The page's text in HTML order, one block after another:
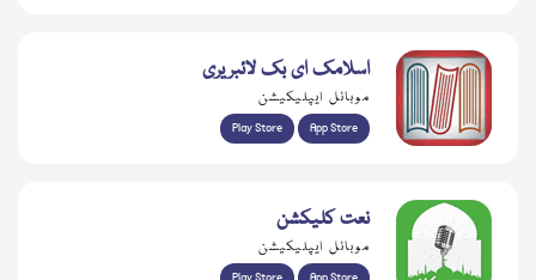
اسلامک ای بک لائبریری
موبائل ایپلیکیشن
Play Store App Store
نعت کلیکشن
موبائل ایپلیکیشن